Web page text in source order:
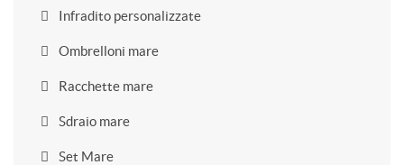
Infradito personalizzate
Ombrelloni mare
Racchette mare
Sdraio mare
Set Mare